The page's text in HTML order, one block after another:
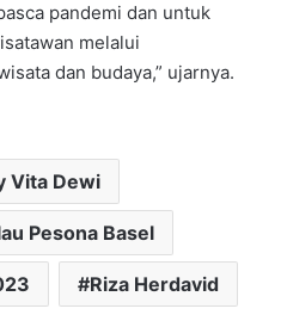
pandemi dan untuk
melalui
dan budaya,” ujarnya.
Vita Dewi
Pesona Basel
Riza Herdavid